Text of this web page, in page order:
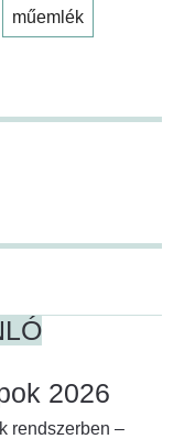
műemlék
2026
rendszerben –